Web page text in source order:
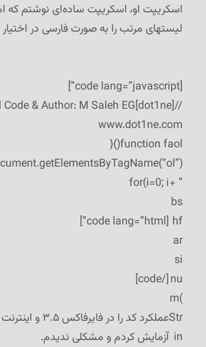
اسکریپت او، اسکریپت ساده‌ای نوشتم که
لیستهای مرتب را به صورت فارسی در
[code lang=”javascript”]
Code & Author: M Saleh EG[dot1ne]
www.dot1ne.com
function faol(){
for(i=0; i” +
bs
hf
ar
si
nu
m(
Str
in
[code lang=”html”]
[/code]
آزمایش کردم و مشکلی ندیدم.